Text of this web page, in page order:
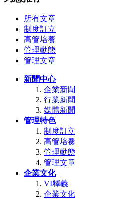
所有文章
制度訂立
高管培養
管理動態
管理文章
新聞中心
企業新聞
行業新聞
媒體新聞
管理特色
制度訂立
高管培養
管理動態
管理文章
企業文化
VI釋義
企業文化